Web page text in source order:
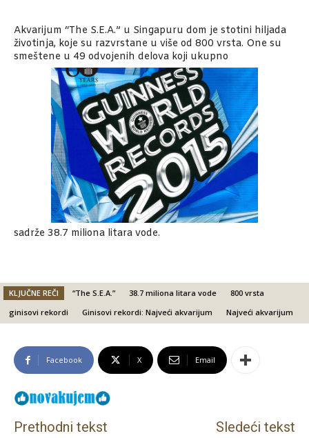
Akvarijum “The S.E.A.” u Singapuru dom je stotini hiljada
životinja, koje su razvrstane u više od 800 vrsta. One su
smeštene u 49 odvojenih delova koji ukupno
sadrže 38.7 miliona litara vode.
KLJUČNE REČI “The S.E.A.” 38.7 miliona litara vode
800 vrsta
ginisovi rekordi
Ginisovi rekordi: Najveći akvarijum Najveći akvarijum
Facebook X Email
Prethodni tekst Sledeći tekst